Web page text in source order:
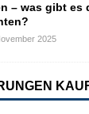
– was gibt es
2025